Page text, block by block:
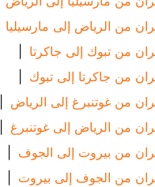
الرياض إلى مارسيليا |
تبوك إلى جاكرتا
|
جاكرتا إلى تبوك
|
غوتنبرغ إلى الرياض
|
الرياض إلى غوتنبرغ |
بيروت إلى الجوف |
الجوف إلى بيروت
|